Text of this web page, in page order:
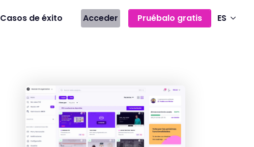
Casos de éxito Acceder Pruébalo gratis ES